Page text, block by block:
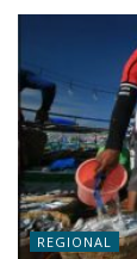
REGIONAL